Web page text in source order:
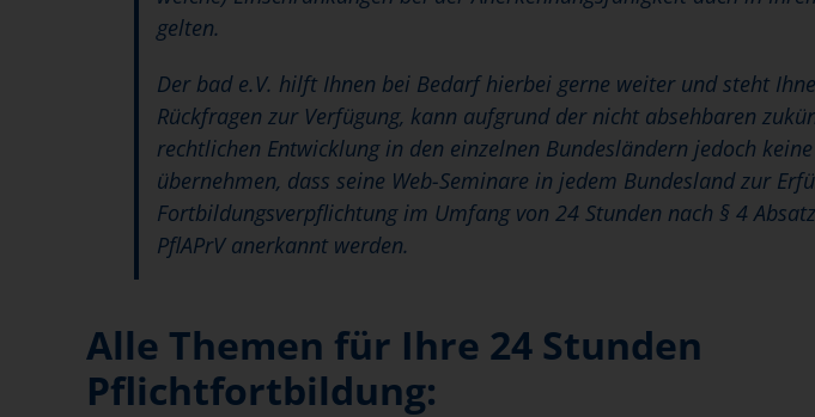
gelten.
Der bad e.V. hilft Ihnen bei Bedarf hierbei gerne weiter und steht
Rückfragen zur Verfügung, kann aufgrund der nicht absehbaren
rechtlichen Entwicklung in den einzelnen Bundesländern jedoch
übernehmen, dass seine Web-Seminare in jedem Bundesland zur
Fortbildungsverpflichtung im Umfang von 24 Stunden nach § 4
PflAPrV anerkannt werden.
Alle Themen für Ihre 24 Stunden
Pflichtfortbildung: